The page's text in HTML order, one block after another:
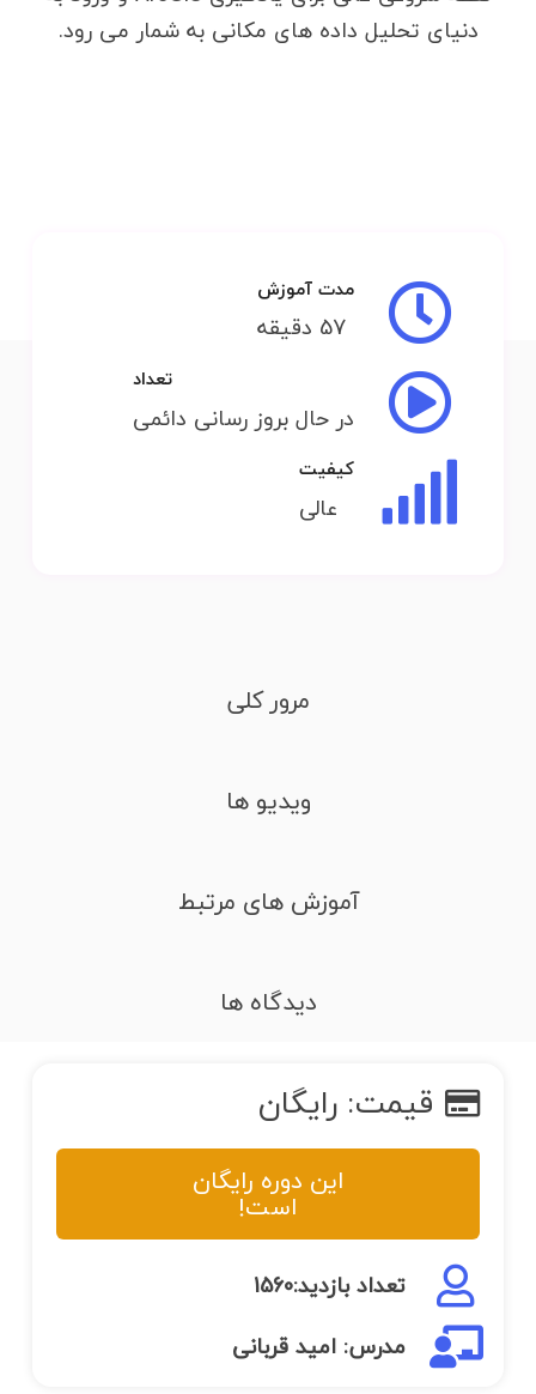
دنیای تحلیل داده های مکانی به شمار می رود.
مدت آموزش
57 دقیقه
تعداد
در حال بروز رسانی دائمی
کیفیت
عالی
مرور کلی
ویدیو ها
آموزش های مرتبط
دیدگاه ها
قیمت: رایگان
این دوره رایگان
است!
تعداد بازدید:1560
مدرس: امید قربانی